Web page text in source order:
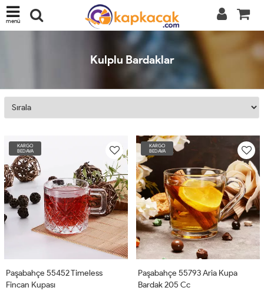
menü
Kulplu Bardaklar
KARGO
BEDAVA
Paşabahçe 55452 Timeless
Fincan Kupası
KARGO
BEDAVA
Paşabahçe 55793 Aria Kupa
Bardak 205 Cc